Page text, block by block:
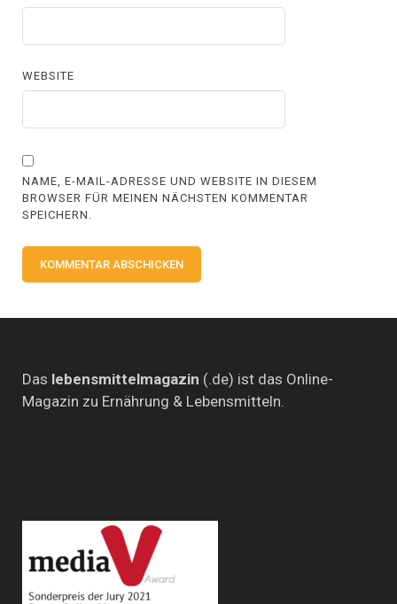
WEBSITE
NAME, E-MAIL-ADRESSE UND WEBSITE IN DIESEM
BROWSER FÜR MEINEN NÄCHSTEN KOMMENTAR
SPEICHERN.
Das lebensmittelmagazin (.de) ist das Online-
Magazin zu Ernährung & Lebensmitteln.